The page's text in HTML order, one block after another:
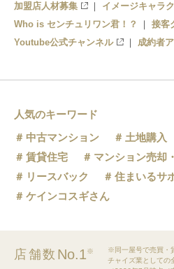
加盟店人材募集
イメージキャラ
Who is センチュリワン君！？
接客
Youtube公式チャンネル
成約者
人気のキーワード
中古マンション
土地購入
賃貸住宅
マンション売却
リースバック
住まいるサ
ケインコスギさん
店舗数 No.1※
※同一屋号で売買・
チャイズ業としての